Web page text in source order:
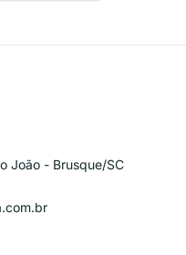
João - Brusque/SC